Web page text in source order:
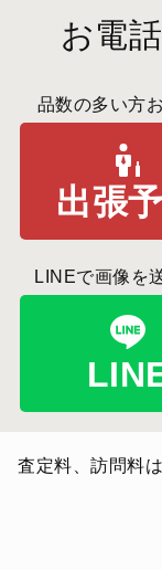
お電
品数の多い方
出張
LINEで画像を
査定料、訪問料